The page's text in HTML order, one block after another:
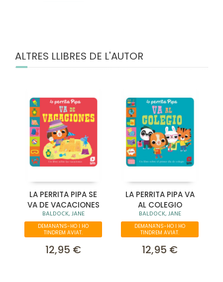
ALTRES LLIBRES DE L'AUTOR
LA PERRITA PIPA SE
VA DE VACACIONES
BALDOCK, JANE
DEMANA'NS-HO I HO
TINDREM AVIAT.
12,95 €
LA PERRITA PIPA VA
AL COLEGIO
BALDOCK, JANE
DEMANA'NS-HO I HO
TINDREM AVIAT.
12,95 €